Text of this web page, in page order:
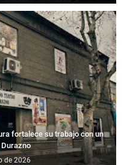
fortalece su trabajo con un
de 2026